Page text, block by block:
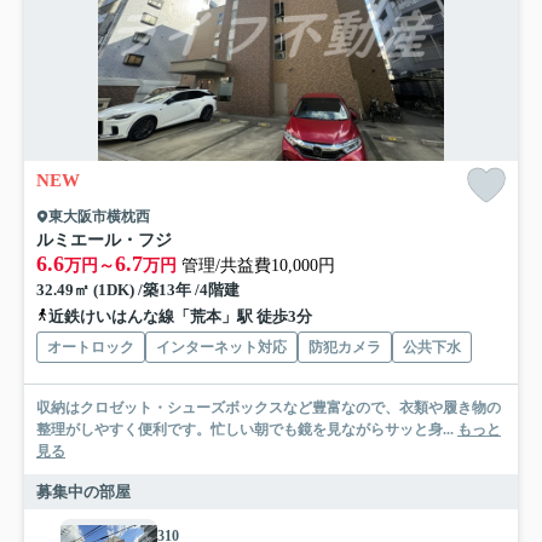
NEW
東大阪市横枕西
ルミエール・フジ
6.6万円～6.7万円 管理/共益費10,000円
32.49㎡ (1DK) /築13年 /4階建
近鉄けいはんな線「荒本」駅 徒歩3分
オートロック インターネット対応 防犯カメラ 公共下水
収納はクロゼット・シューズボックスなど豊富なので、衣類や履き物の
整理がしやすく便利です。忙しい朝でも鏡を見ながらサッと身... もっと
見る
募集中の部屋
310